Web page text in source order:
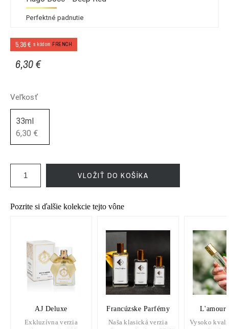
Perfektné padnutie
5,36 € s kódom FRENCH
6,30 €
Veľkosť
33ml
6,30 €
VLOŽIŤ DO KOŠÍKA
Pozrite si ďalšie kolekcie tejto vône
AJ Deluxe
Exkluzívna verzia
Francúzske Parfémy
Naša klasická verzia
L'amour
Vysoko